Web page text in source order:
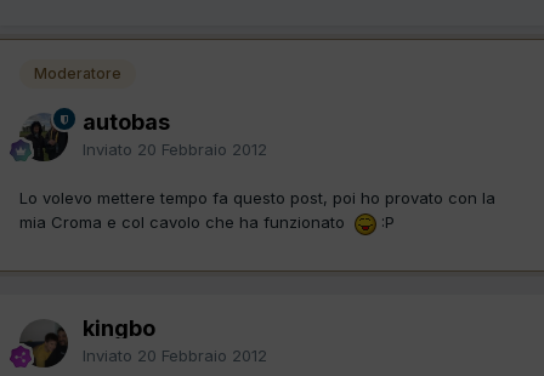
Moderatore
autobas
Inviato 20 Febbraio 2012
Lo volevo mettere tempo fa questo post, poi ho provato con la
mia Croma e col cavolo che ha funzionato
:P
kingbo
Inviato 20 Febbraio 2012